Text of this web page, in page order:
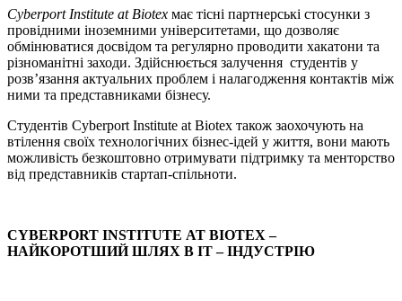
Cyberport Institute at Biotex має тісні партнерські стосунки з
провідними іноземними університетами, що дозволяє
обмінюватися досвідом та регулярно проводити хакатони та
різноманітні заходи. Здійснюється залучення студентів у
розв’язання актуальних проблем і налагодження контактів між
ними та представниками бізнесу.
Студентів Cyberport Institute at Biotex також заохочують на
втілення своїх технологічних бізнес-ідей у життя, вони мають
можливість безкоштовно отримувати підтримку та менторство
від представників стартап-спільноти.
CYBERPORT INSTITUTE AT BIOTEX –
НАЙКОРОТШИЙ ШЛЯХ В ІТ – ІНДУСТРІЮ